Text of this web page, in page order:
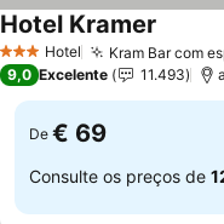
3 EstrelasHotel Kram Bar com
Hotel Kramer
9,0 Excelente 11.493
De € 69
Consulte os preços de